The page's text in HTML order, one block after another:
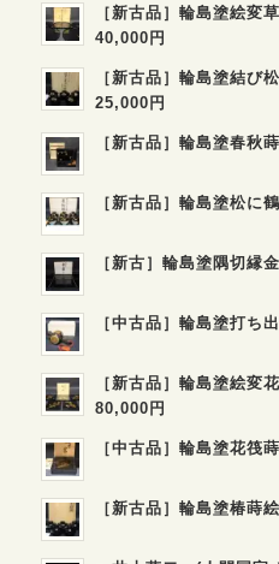
［新古品］輪島塗絵変
40,000円
［新古品］輪島塗結び
25,000円
［新古品］輪島塗春秋
［新古品］輪島塗松
［新古］輪島塗隅切縁
［中古品］輪島塗打ち
［新古品］輪島塗絵変
80,000円
［中古品］輪島塗花筏
［新古品］輪島塗椿蒔